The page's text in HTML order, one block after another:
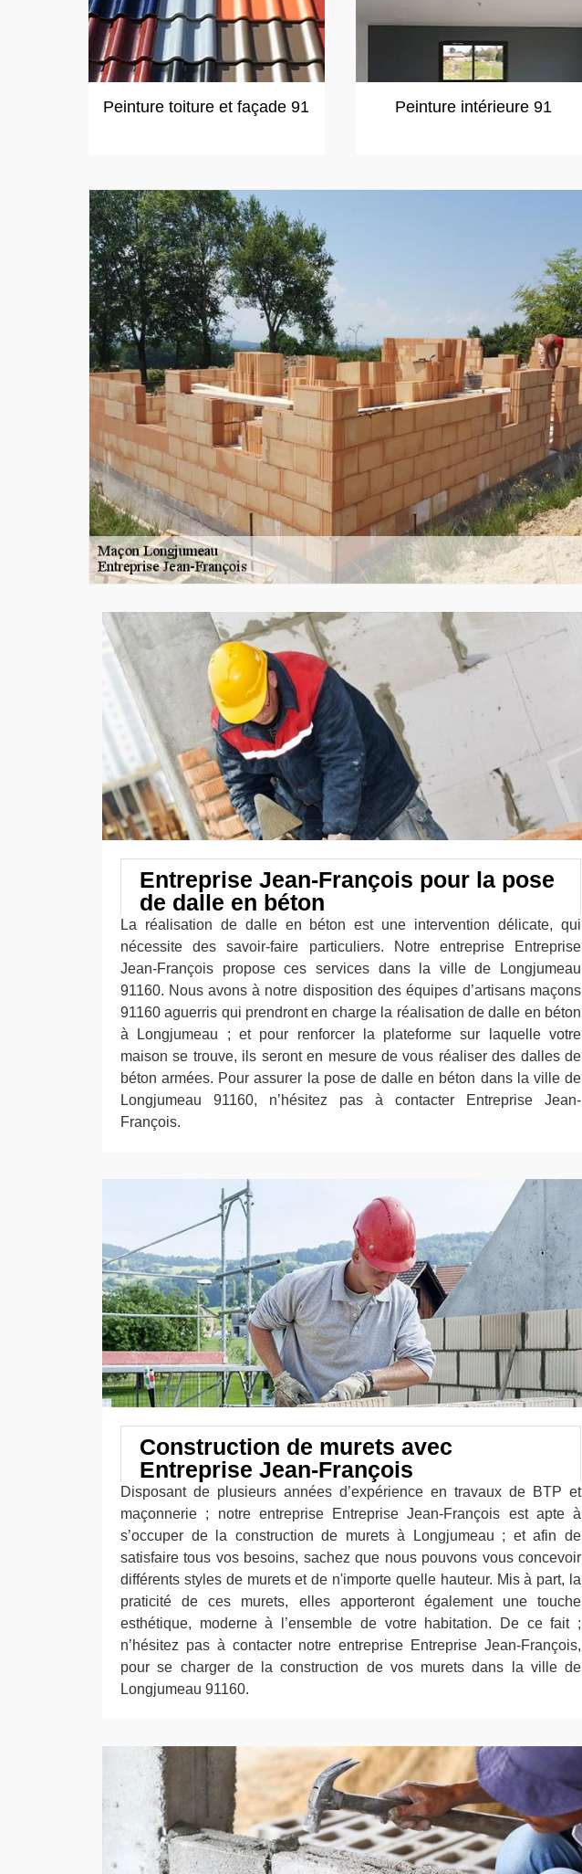
Peinture toiture et façade 91 Peinture intérieure 91
Entreprise Jean-François pour la pose
de dalle en béton
La réalisation de dalle en béton est une intervention délicate, qui
nécessite des savoir-faire particuliers. Notre entreprise Entreprise
Jean-François propose ces services dans la ville de Longjumeau
91160. Nous avons à notre disposition des équipes d’artisans maçons
91160 aguerris qui prendront en charge la réalisation de dalle en béton
à Longjumeau ; et pour renforcer la plateforme sur laquelle votre
maison se trouve, ils seront en mesure de vous réaliser des dalles de
béton armées. Pour assurer la pose de dalle en béton dans la ville de
Longjumeau 91160, n’hésitez pas à contacter Entreprise Jean-
François.
Construction de murets avec
Entreprise Jean-François
Disposant de plusieurs années d’expérience en travaux de BTP et
maçonnerie ; notre entreprise Entreprise Jean-François est apte à
s’occuper de la construction de murets à Longjumeau ; et afin de
satisfaire tous vos besoins, sachez que nous pouvons vous concevoir
différents styles de murets et de n'importe quelle hauteur. Mis à part, la
praticité de ces murets, elles apporteront également une touche
esthétique, moderne à l’ensemble de votre habitation. De ce fait ;
n’hésitez pas à contacter notre entreprise Entreprise Jean-François,
pour se charger de la construction de vos murets dans la ville de
Longjumeau 91160.